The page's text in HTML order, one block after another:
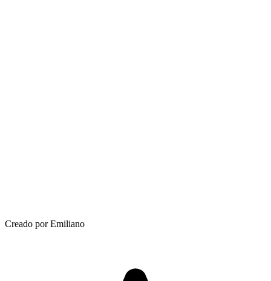
Creado por Emiliano